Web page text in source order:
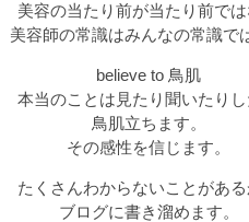
美容の当たり前が当たり前で
美容師の常識はみんなの常識で
believe to 鳥肌
本当のことは見たり聞いたりし
鳥肌立ちます。
その感性を信じます。
たくさんわからないことがある
ブログに書き溜めます。